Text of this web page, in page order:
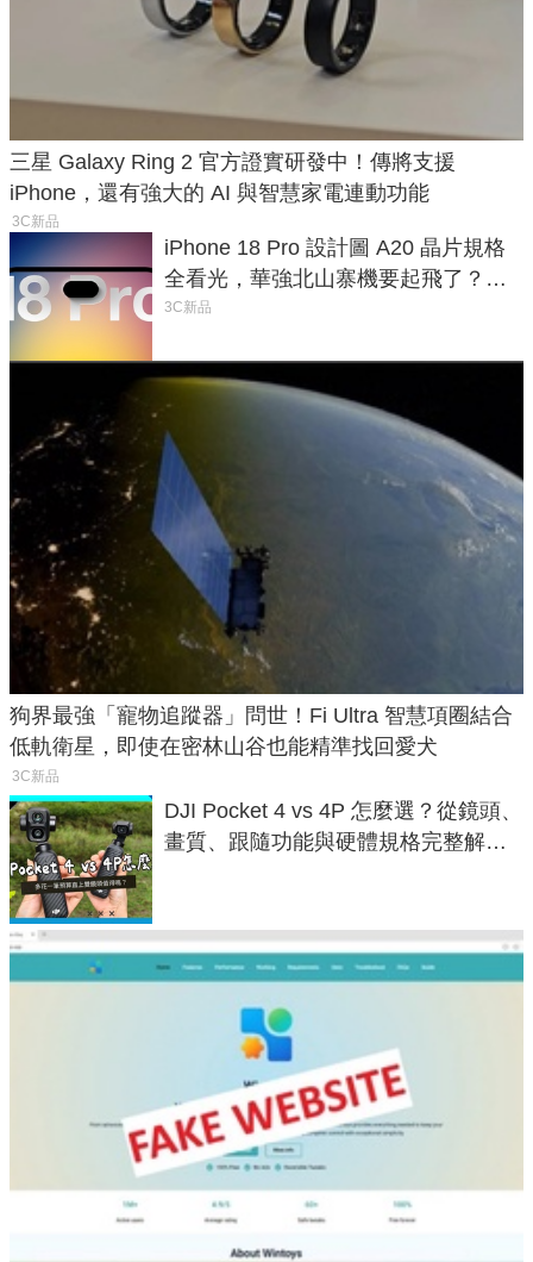
三星 Galaxy Ring 2 官方證實研發中！傳將支援
iPhone，還有強大的 AI 與智慧家電連動功能
3C新品
iPhone 18 Pro 設計圖 A20 晶片規格
全看光，華強北山寨機要起飛了？專
家曝山寨機無法復刻兩大關鍵
3C新品
狗界最強「寵物追蹤器」問世！Fi Ultra 智慧項圈結合
低軌衛星，即使在密林山谷也能精準找回愛犬
3C新品
DJI Pocket 4 vs 4P 怎麼選？從鏡頭、
畫質、跟隨功能與硬體規格完整解